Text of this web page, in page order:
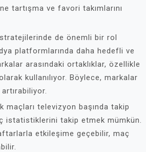
tartışma ve favori takımlarını
de önemli bir rol
platformlarında daha hedefli ve
arasındaki ortaklıklar, özellikle
kullanılıyor. Böylece, markalar
televizyon başında takip
istatistiklerini takip etmek mümkün.
etkileşime geçebilir, maç